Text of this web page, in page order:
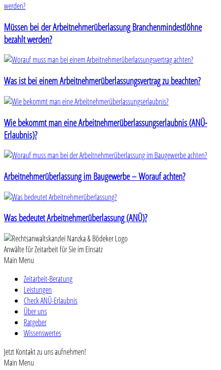
Müssen bei der Arbeitnehmerüberlassung Branchenmindestlöhne
bezahlt werden?
Was ist bei einem Arbeitnehmerüberlassungsvertrag zu beachten?
Wie bekommt man eine Arbeitnehmerüberlassungserlaubnis (ANÜ-
Erlaubnis)?
Arbeitnehmerüberlassung im Baugewerbe – Worauf achten?
Was bedeutet Arbeitnehmerüberlassung (ANÜ)?
Anwälte für Zeitarbeit für Sie im Einsatz
Main Menu
Zeitarbeit-Beratung
Leistungen
Check ANÜ-Erlaubnis
Über uns
Ratgeber
Wissenswertes
Jetzt Kontakt zu uns aufnehmen!
Main Menu